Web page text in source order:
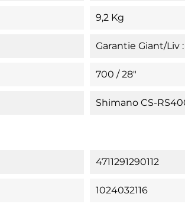
9,2 Kg
Garantie Giant/Liv
700 / 28"
Shimano CS-
4711291290112
1024032116